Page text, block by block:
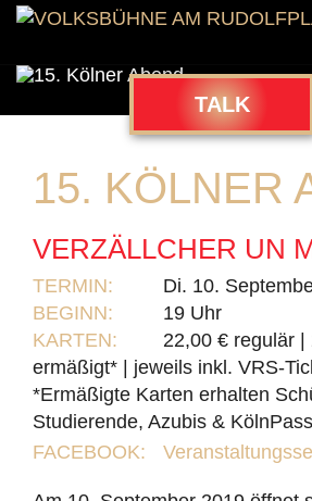
TALK
15. KÖLNER
VERZÄLLCHER UN
TERMIN:
Di. 10.
BEGINN:
19 Uhr
KARTEN:
22,00 € regulär |
ermäßigt* | jeweils inkl. VRS-
*Ermäßigte Karten erhalten
Studierende, Azubis &
FACEBOOK: